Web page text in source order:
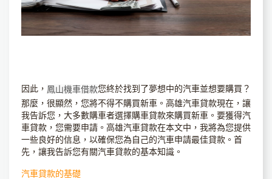
因此， 鳳山機車借款您終於找到了夢想中的汽車並想要購買？
那麼，很顯然，您將不得不購買新車。高雄汽車貸款現在，讓
我告訴您，大多數購車者選擇購車貸款來購買新車。要獲得汽
車貸款，您需要申請。高雄汽車貸款在本文中，我將為您提供
一些良好的信息，以確保您為自己的汽車申請最佳貸款。首
先，讓我告訴您有關汽車貸款的基本知識。
汽車貸款的基礎